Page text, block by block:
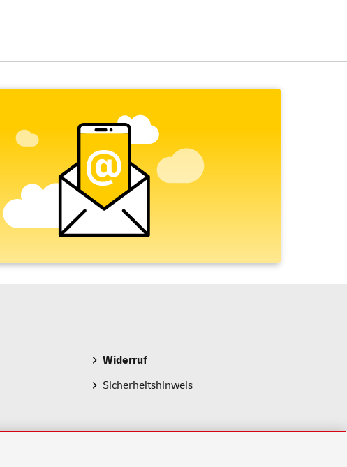
Widerruf
Sicherheitshinweis